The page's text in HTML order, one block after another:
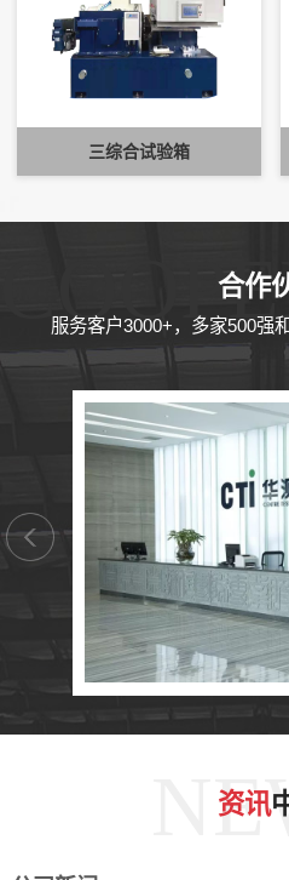
三综合试验箱
合作
服务客户3000+，多家500强
资讯